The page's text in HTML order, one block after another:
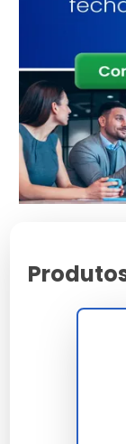
Conhecido
desinfetante
que
O
Como
Composição